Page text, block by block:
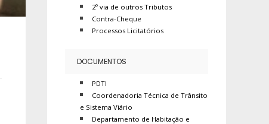
2º via de outros Tributos
Contra-Cheque
Processos Licitatórios
DOCUMENTOS
PDTI
Coordenadoria Técnica de Trânsito
e Sistema Viário
Departamento de Habitação e